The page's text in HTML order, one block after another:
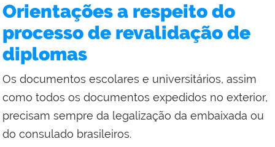
Reitoria
Orientações a respeito do
processo de revalidação de
diplomas
Os documentos escolares e universitários, assim
como todos os documentos expedidos no exterior,
precisam sempre da legalização da embaixada ou
do consulado brasileiros.